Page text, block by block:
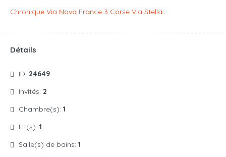
Chronique Via Nova France 3 Corse Via Stella
Détails
ID: 24649
Invités: 2
Chambre(s): 1
Lit(s): 1
Salle(s) de bains: 1